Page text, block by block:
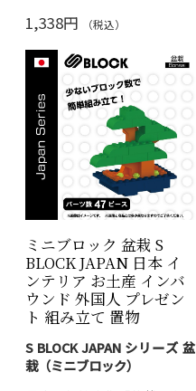
リアとして飾れます。
対象年齢：6歳以上
素材：ABS樹脂
日本語・英語説明書付き
訪日外国人へのお土産や、忍
者好きへのプチギフトに最
適。職場・デスクのインテリ
アとしても。送料無料でお届
けします。
1,338円 （税込）
ミニブロック 盆栽 S
BLOCK JAPAN 日本 イ
ンテリア お土産 インバ
ウンド 外国人 プレゼン
ト 組み立て 置物
S BLOCK JAPAN シリーズ 盆
栽（ミニブロック）